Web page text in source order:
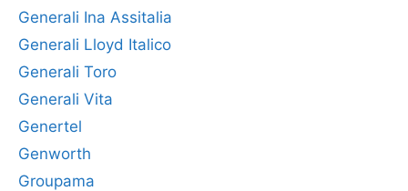
Generali Ina Assitalia
Generali Lloyd Italico
Generali Toro
Generali Vita
Genertel
Genworth
Groupama